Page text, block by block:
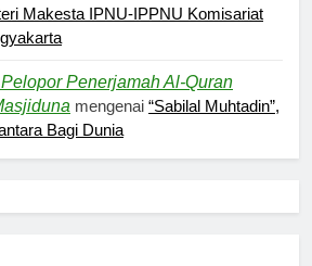
Makesta IPNU-IPPNU Komisariat
Penerjamah Al-Quran
mengenai “Sabilal Muhtadin”,
Bagi Dunia
Tuhan
HIKMAH